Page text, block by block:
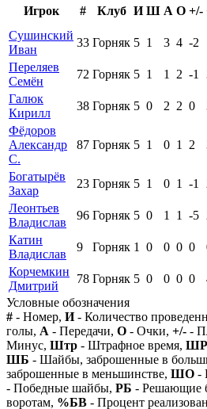
Игрок # Клуб И Ш А О +/-
Сушинский
Иван
33 Горняк 5 1 3 4 -2
Переляев
Семён
72 Горняк 5 1 1 2 -1
Галюк
Кирилл
38 Горняк 5 0 2 2 0
Фёдоров
Александр
С.
87 Горняк 5 1 0 1 2
Богатырёв
Захар
23 Горняк 5 1 0 1 -1
Леонтьев
Владислав
96 Горняк 5 0 1 1 -5
Катин
Владислав
9 Горняк 1 0 0 0 0
Корчемкин
Дмитрий
78 Горняк 5 0 0 0 0
Условные обозначения
# - Номер, И- Количество
голы, А - Передачи, О - Очки, +/- -
Минус, Штр - Штрафное время, ШР
ШБ - Шайбы, заброшенные в
заброшенные в меньшинстве, ШО -
- Победные шайбы, РБ - Решающие
воротам, %БВ - Процент